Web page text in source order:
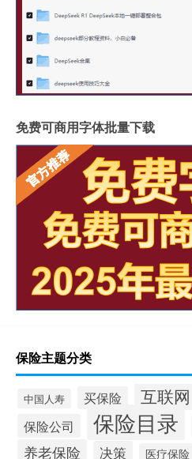
免费可商用字体批量下载
保险主题分类
中国人寿 买保险 互联网
保险公司 保险目录
养老保险 决策 医疗保险